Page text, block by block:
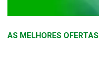
AS MELHORES OFERTAS